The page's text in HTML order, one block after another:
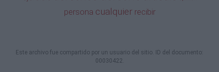
decisión impugnada por el presente recurso.
persona cualquier recibir
Este archivo fue compartido por un usuario del sitio. ID del documento:
00030422.